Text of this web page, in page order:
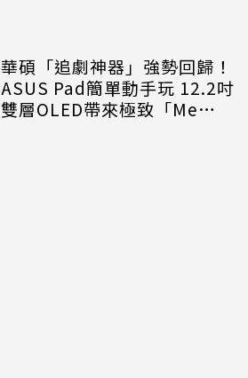
華碩「追劇神器」強勢回歸！
ASUS Pad簡單動手玩 12.2吋
雙層OLED帶來極致「Me